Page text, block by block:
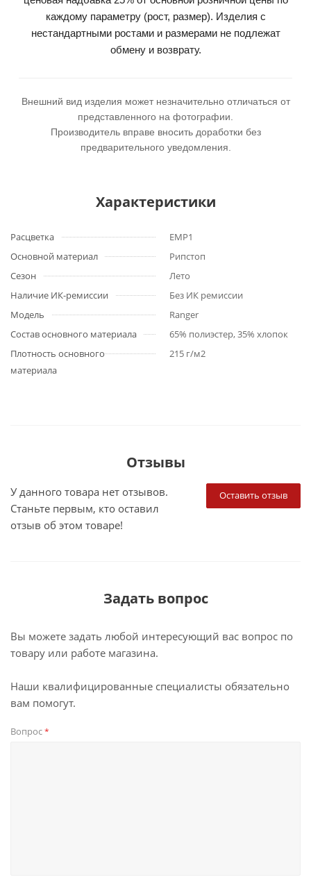
каждому параметру (рост, размер). Изделия с
нестандартными ростами и размерами не подлежат
обмену и возврату.
Внешний вид изделия может незначительно отличаться от
представленного на фотографии.
Производитель вправе вносить доработки без
предварительного уведомления.
Характеристики
Расцветка
ЕМР1
Основной материал
Рипстоп
Сезон
Лето
Наличие ИК-ремиссии
Без ИК ремиссии
Модель
Ranger
Состав основного материала
65% полиэстер, 35% хлопок
Плотность основного
материала
215 г/м2
Отзывы
Оставить отзыв
У данного товара нет отзывов.
Станьте первым, кто оставил
отзыв об этом товаре!
Задать вопрос
Вы можете задать любой интересующий вас вопрос по
товару или работе магазина.
Наши квалифицированные специалисты обязательно
вам помогут.
Вопрос*